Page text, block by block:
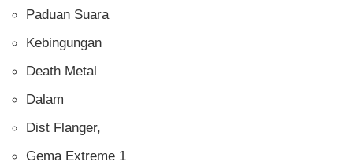
Paduan Suara
Kebingungan
Death Metal
Dalam
Dist Flanger,
Gema Extreme 1